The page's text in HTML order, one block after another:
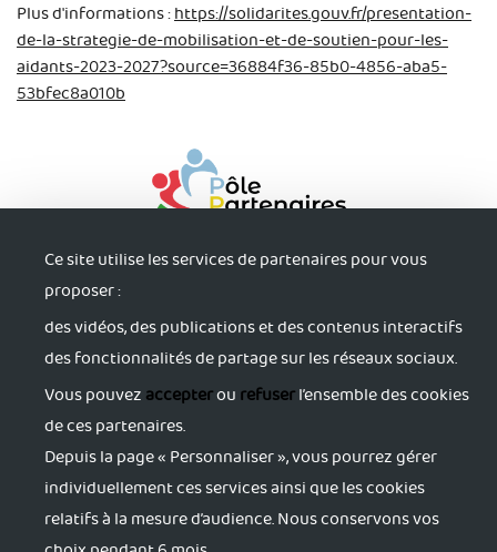
Plus d'informations :https://solidarites.gouv.fr/presentation-
de-la-strategie-de-mobilisation-et-de-soutien-pour-les-
aidants-2023-2027?source=36884f36-85b0-4856-aba5-
53bfec8a010b
S'informer
Trouver du soutien
Ce site utilise les services de partenaires pour vous
proposer :
des vidéos, des publications et des contenus interactifs
des fonctionnalités de partage sur les réseaux sociaux.
Vous pouvezaccepterourefuserl’ensemble des cookies
de ces partenaires.
Depuis la page « Personnaliser », vous pourrez gérer
individuellement ces services ainsi que les cookies
relatifs à la mesure d’audience. Nous conservons vos